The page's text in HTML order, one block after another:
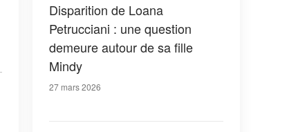
Disparition de Loana
Petrucciani : une question
demeure autour de sa fille
Mindy
27 mars 2026